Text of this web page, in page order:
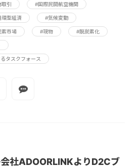
取引 #国際民間航空機関
環型経済 #気候変動
素市場 #現物 #脱炭素化
タスクフォース
社ADOORLINKよりD2Cブ